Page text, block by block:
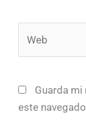
Guarda
este